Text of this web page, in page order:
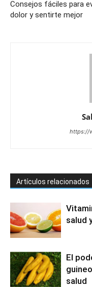
Consejos fáciles para
dolor y sentirte mejor
https://
Artículos relacionados
salud
El
salud